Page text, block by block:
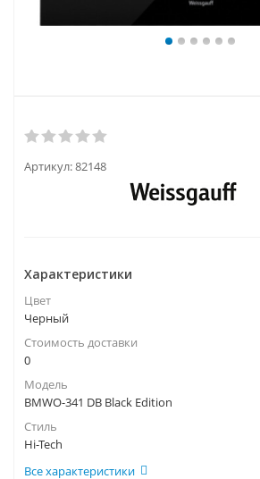
Артикул:82148
Характеристики
Цвет
Черный
Стоимость доставки
0
Модель
BMWO-341 DB Black Edition
Стиль
Hi-Tech
Все характеристики